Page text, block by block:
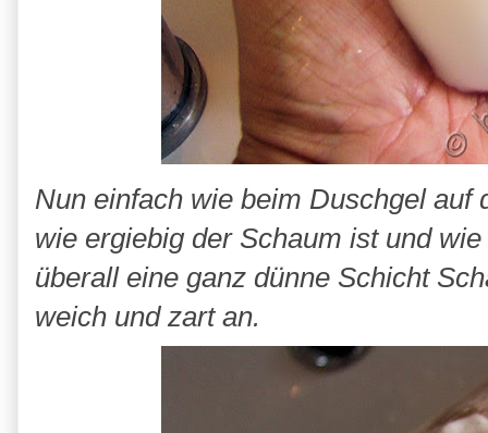
Nun einfach wie beim Duschgel
wie ergiebig der Schaum ist und
überall eine ganz dünne Schicht
weich und zart an.